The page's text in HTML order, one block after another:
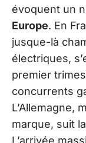
évoquent un
Europe. En
jusque-là
électriques,
premier
concurrents
L’Allemagne,
marque, suit